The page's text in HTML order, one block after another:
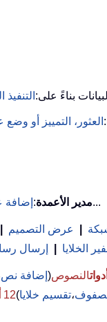
بناءً على: التنفيذ
: العثور، التمييز أو
مدير الأعمدة: إضافة ...
عرض التصميم
الخلايا
إرسال
أدواتالنصوص( إضافة نص
12( ،